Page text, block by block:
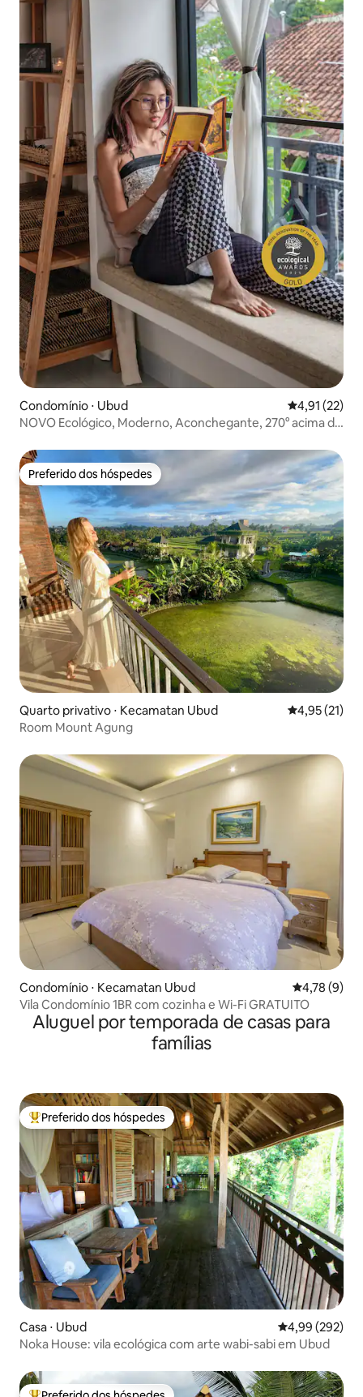
Condomínio ⋅ Ubud 4,91 de uma
4,91 (22)
NOVO Ecológico, Moderno, Aconchegante, 270° acima de
Preferido dos hóspedes
Preferido dos hóspedes
Quarto privativo ⋅ Kecamatan Ubud 4,95 de uma
4,95 (21)
Room Mount Agung
Condomínio ⋅ Kecamatan Ubud 4,78 de
4,78 (9)
Vila Condomínio 1BR com cozinha e Wi-Fi GRATUITO
Aluguel por temporada de casas para
famílias
Entre os melhores preferidos dos hóspedes
Preferido dos hóspedes
Casa ⋅ Ubud 4,99 de uma
4,99 (292)
Noka House: vila ecológica com arte wabi-sabi em Ubud